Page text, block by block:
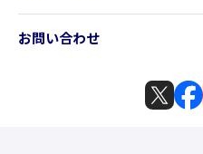
お問い合わせ